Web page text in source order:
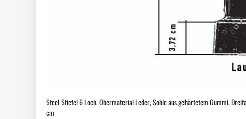
Steel Stiefel 6 Loch, Obermaterial Leder, Sohle aus gehärtetem Gummi,
cm